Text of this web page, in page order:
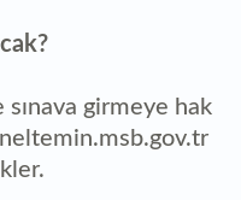
sınava girmeye hak